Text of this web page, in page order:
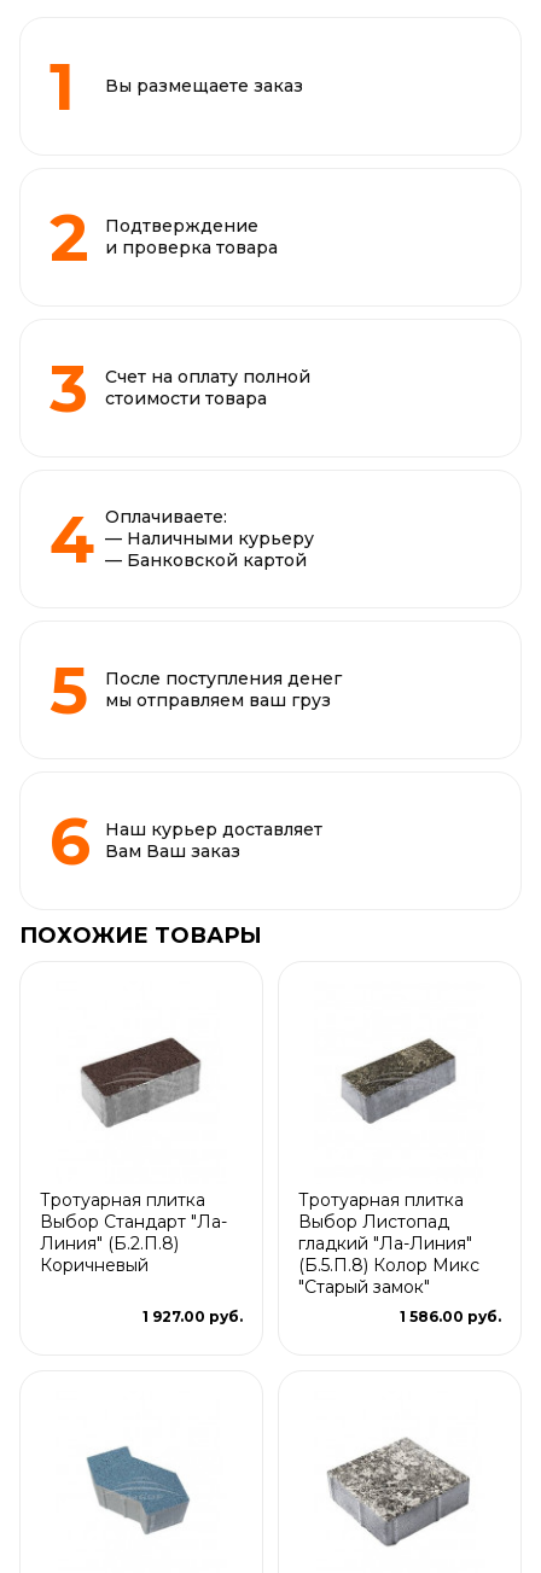
Вы размещаете заказ
Подтверждение
и проверка товара
Счет на оплату полной
стоимости товара
Оплачиваете:
— Наличными курьеру
— Банковской картой
После поступления денег
мы отправляем ваш груз
Наш курьер доставляет
Вам Ваш заказ
ПОХОЖИЕ ТОВАРЫ
Тротуарная плитка
Выбор Стандарт "Ла-
Линия" (Б.2.П.8)
Коричневый
1 927.00 руб.
Тротуарная плитка
Выбор Листопад
гладкий "Ла-Линия"
(Б.5.П.8) Колор Микс
"Старый замок"
1 586.00 руб.